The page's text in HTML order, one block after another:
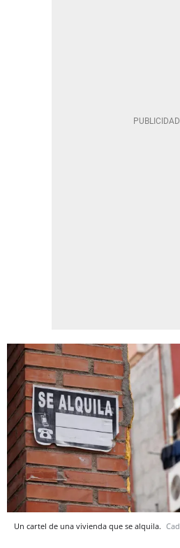
Un cartel de una vivienda que se alquila.